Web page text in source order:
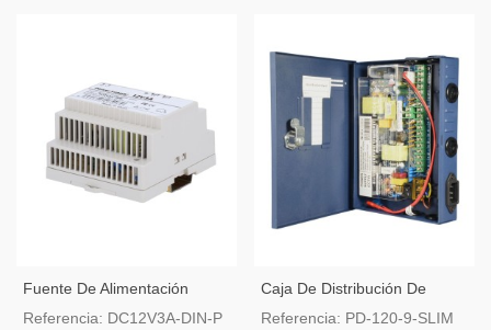
Fuente De Alimentación
Salida DC 12 V 3 A / 36 W
Referencia: DC12V3A-DIN-P
Caja De Distribución De
Alimentación Slim 1 Entrada
Referencia: PD-120-9-SLIM